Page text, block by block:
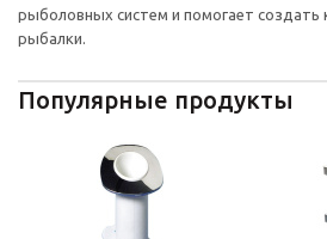
рыболовных систем и помогает
рыбалки.
Популярные продукты